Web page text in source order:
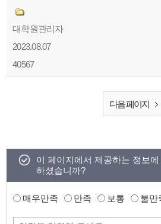
대학원관리자
2023.08.07
40567
다음 페이지
이 페이지에서 제공하는 정보
하셨습니까?
매우만족 만족 보통 불만